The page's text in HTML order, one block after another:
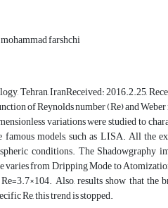
mohammad farshchi
Tehran, IranReceived: 2016.2.25,
of Reynolds number (Re) and
variations were studied to
famous models, such as LISA. All
conditions. The Shadowgraphy
from Dripping Mode to
Also, results show that
Re, this trend is stopped.